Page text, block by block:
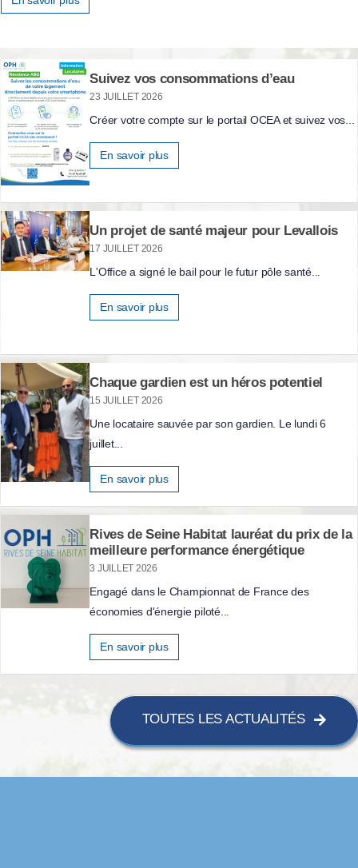
Suivez vos consommations d’eau
23 JUILLET 2026
Créer votre compte sur le portail OCEA et suivez vos...
En savoir plus
Un projet de santé majeur pour Levallois
17 JUILLET 2026
L'Office a signé le bail pour le futur pôle santé...
En savoir plus
Chaque gardien est un héros potentiel
15 JUILLET 2026
Une locataire sauvée par son gardien. Le lundi 6
juillet...
En savoir plus
Rives de Seine Habitat lauréat du prix de la
meilleure performance énergétique
3 JUILLET 2026
Engagé dans le Championnat de France des
économies d'énergie piloté...
En savoir plus
TOUTES LES ACTUALITÉS